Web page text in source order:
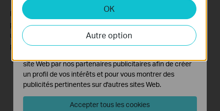
Pour certains modèles Deco, tels que Deco M5, le mode
personnalisé prend en charge le réglage du port IPTV sur les
unités de déco satellite. Vous pouvez configurer jusqu'à
trois
ports IPTV pour votre système Deco.
OK
Autre option
Cookies d'analyse et marketing
Les cookies d'analyse nous permettent d'analyser vos
activités sur notre site Web pour améliorer et ajuster les
fonctionnalités de notre site Web.
site Web par nos partenaires publicitaires afin de créer
un profil de vos intérêts et pour vous montrer des
publicités pertinentes sur d'autres sites Web.
Accepter tous les cookies